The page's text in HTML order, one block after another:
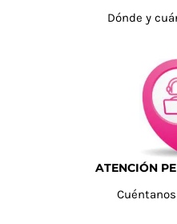
Dónde y
ATENCIÓN